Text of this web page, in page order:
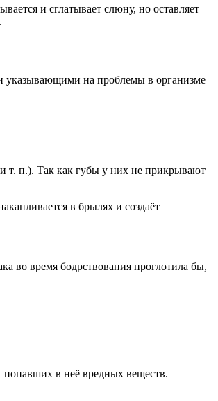
и сглатывает слюну, но оставляет
указывающими на проблемы в организме
т. п.). Так как губы у них не прикрывают
в брылях и создаёт
во время бодрствования проглотила бы,
попавших в неё вредных веществ.